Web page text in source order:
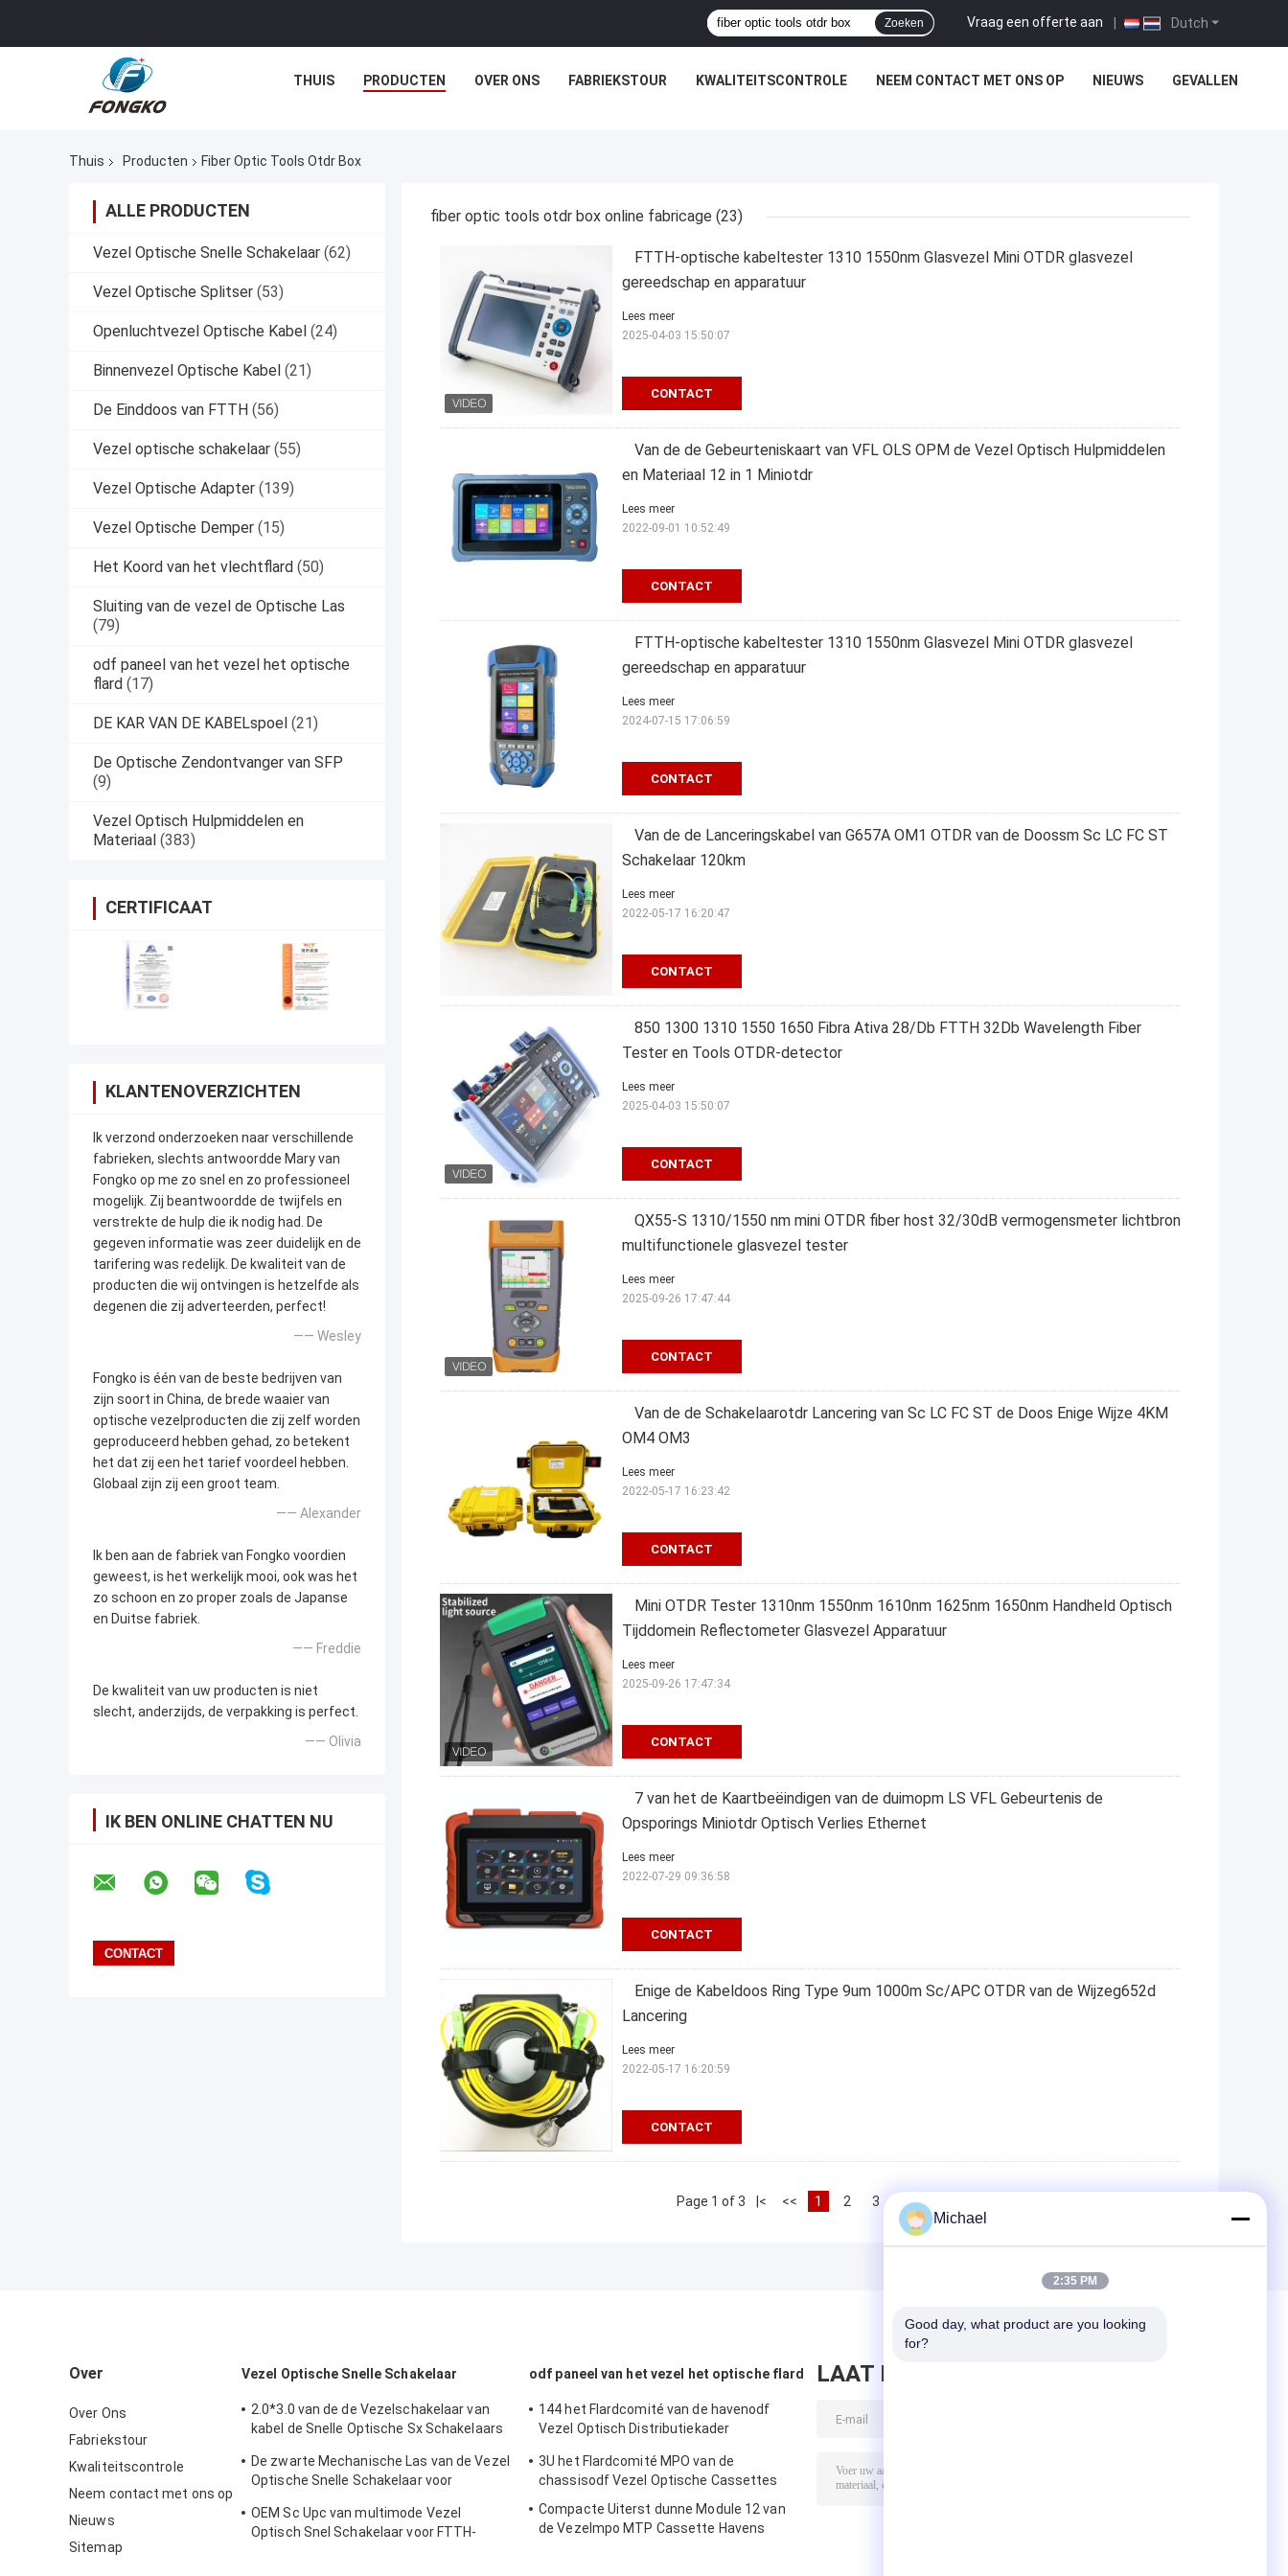
Dutch
Vraag een offerte aan |
Zoeken
THUIS PRODUCTEN OVER ONS FABRIEKSTOUR KWALITEITSCONTROLE NEEM CONTACT MET ONS OP NIEUWS GEVALLEN
Thuis Producten Fiber Optic Tools Otdr Box
ALLE PRODUCTEN
Vezel Optische Snelle Schakelaar (62)
Vezel Optische Splitser (53)
Openluchtvezel Optische Kabel (24)
Binnenvezel Optische Kabel (21)
De Einddoos van FTTH (56)
Vezel optische schakelaar (55)
Vezel Optische Adapter (139)
Vezel Optische Demper (15)
Het Koord van het vlechtflard (50)
Sluiting van de vezel de Optische Las
(79)
odf paneel van het vezel het optische
flard (17)
DE KAR VAN DE KABELspoel (21)
De Optische Zendontvanger van SFP
(9)
Vezel Optisch Hulpmiddelen en
Materiaal (383)
CERTIFICAAT
KLANTENOVERZICHTEN
Ik verzond onderzoeken naar verschillende
fabrieken, slechts antwoordde Mary van
Fongko op me zo snel en zo professioneel
mogelijk. Zij beantwoordde de twijfels en
verstrekte de hulp die ik nodig had. De
gegeven informatie was zeer duidelijk en de
tarifering was redelijk. De kwaliteit van de
producten die wij ontvingen is hetzelfde als
degenen die zij adverteerden, perfect!
—— Wesley
Fongko is één van de beste bedrijven van
zijn soort in China, de brede waaier van
optische vezelproducten die zij zelf worden
geproduceerd hebben gehad, zo betekent
het dat zij een het tarief voordeel hebben.
Globaal zijn zij een groot team.
—— Alexander
Ik ben aan de fabriek van Fongko voordien
geweest, is het werkelijk mooi, ook was het
zo schoon en zo proper zoals de Japanse
en Duitse fabriek.
—— Freddie
De kwaliteit van uw producten is niet
slecht, anderzijds, de verpakking is perfect.
—— Olivia
IK BEN ONLINE CHATTEN NU
fiber optic tools otdr box online fabricage (23)
FTTH-optische kabeltester 1310 1550nm Glasvezel Mini OTDR glasvezel
gereedschap en apparatuur
CONTACT
Lees meer
2025-04-03 15:50:07
Van de de Gebeurteniskaart van VFL OLS OPM de Vezel Optisch Hulpmiddelen
en Materiaal 12 in 1 Miniotdr
CONTACT
Lees meer
2022-09-01 10:52:49
FTTH-optische kabeltester 1310 1550nm Glasvezel Mini OTDR glasvezel
gereedschap en apparatuur
CONTACT
Lees meer
2024-07-15 17:06:59
Van de de Lanceringskabel van G657A OM1 OTDR van de Doossm Sc LC FC ST
Schakelaar 120km
CONTACT
Lees meer
2022-05-17 16:20:47
850 1300 1310 1550 1650 Fibra Ativa 28/Db FTTH 32Db Wavelength Fiber
Tester en Tools OTDR-detector
CONTACT
Lees meer
2025-04-03 15:50:07
QX55-S 1310/1550 nm mini OTDR fiber host 32/30dB vermogensmeter lichtbron
multifunctionele glasvezel tester
CONTACT
Lees meer
2025-09-26 17:47:44
Van de de Schakelaarotdr Lancering van Sc LC FC ST de Doos Enige Wijze 4KM
OM4 OM3
CONTACT
Lees meer
2022-05-17 16:23:42
Mini OTDR Tester 1310nm 1550nm 1610nm 1625nm 1650nm Handheld Optisch
Tijddomein Reflectometer Glasvezel Apparatuur
CONTACT
Lees meer
2025-09-26 17:47:34
7 van het de Kaartbeëindigen van de duimopm LS VFL Gebeurtenis de
Opsporings Miniotdr Optisch Verlies Ethernet
CONTACT
Lees meer
2022-07-29 09:36:58
Enige de Kabeldoos Ring Type 9um 1000m Sc/APC OTDR van de Wijzeg652d
Lancering
CONTACT
Lees meer
2022-05-17 16:20:59
Page 1 of 3 |< << 1 2 3 >>
Over
Over Ons
Fabriekstour
Kwaliteitscontrole
Neem contact met ons op
Nieuws
Sitemap
Vezel Optische Snelle Schakelaar
2.0*3.0 van de de Vezelschakelaar van
kabel de Snelle Optische Sx Schakelaars
De zwarte Mechanische Las van de Vezel
Optische Snelle Schakelaar voor
OEM Sc Upc van multimode Vezel
Optisch Snel Schakelaar voor FTTH-
odf paneel van het vezel het optische flard
144 het Flardcomité van de havenodf
Vezel Optisch Distributiekader
3U het Flardcomité MPO van de
chassisodf Vezel Optische Cassettes
Compacte Uiterst dunne Module 12 van
de Vezelmpo MTP Cassette Havens
LAAT BERICHT ACHTER
Michael
2:35 PM
Good day, what product are you looking
for?